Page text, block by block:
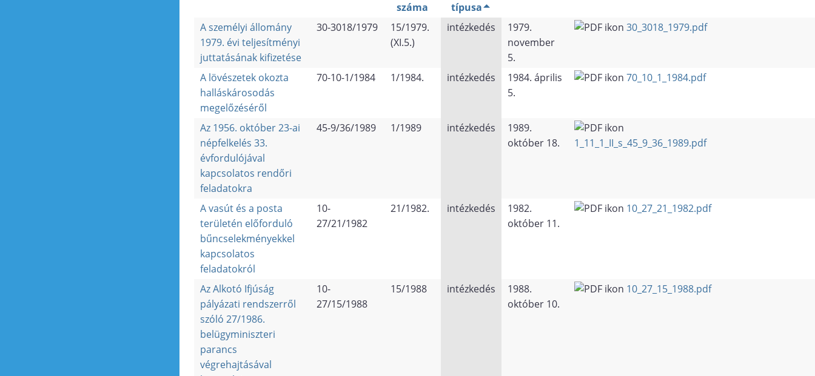
száma
típusa
A személyi állomány
1979. évi teljesítményi
juttatásának kifizetése
30-3018/1979
15/1979.
(XI.5.)
intézkedés
1979.
november
5.
30_3018_1979.pdf
A lövészetek okozta
halláskárosodás
megelőzéséről
70-10-1/1984 1/1984. intézkedés
1984. április
5.
70_10_1_1984.pdf
Az 1956. október 23-ai
népfelkelés 33.
évfordulójával
kapcsolatos rendőri
feladatokra
45-9/36/1989 1/1989 intézkedés
1989.
október 18.
1_11_1_II_s_45_9_36_1989.pdf
A vasút és a posta
területén előforduló
bűncselekményekkel
kapcsolatos
feladatokról
10-
27/21/1982
21/1982. intézkedés
1982.
október 11.
10_27_21_1982.pdf
Az Alkotó Ifjúság
pályázati rendszerről
szóló 27/1986.
belügyminiszteri
parancs
végrehajtásával
10-
27/15/1988
15/1988 intézkedés
1988.
október 10.
10_27_15_1988.pdf